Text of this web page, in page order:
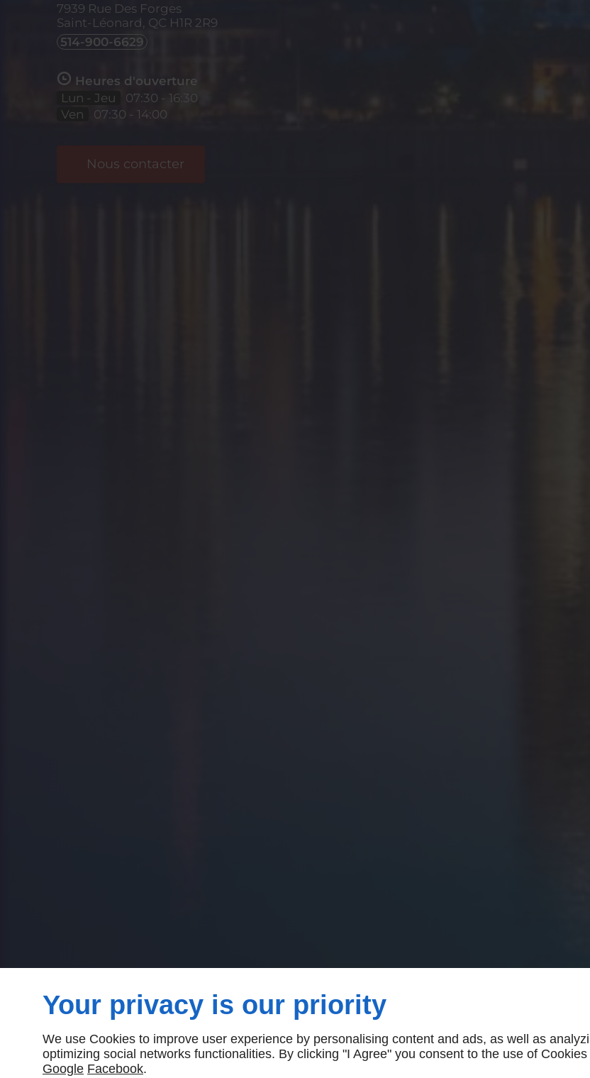
7939 Rue Des Forges
Saint-Léonard, QC H1R 2R9
514-900-6629
Heures d'ouverture
Lun - Jeu
07:30 - 16:30
Ven
07:30 - 14:00
Nous contacter
Your privacy is our priority
We use Cookies to improve user experience by personalising content and ads, as well as
optimizing social networks functionalities. By clicking "I Agree" you consent to the use of
Google Facebook.